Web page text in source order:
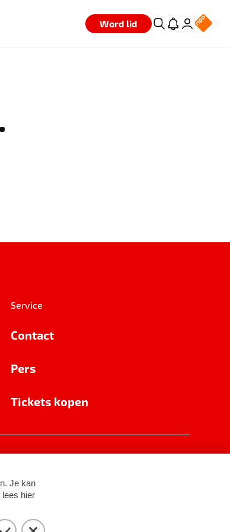
Word lid
Service
Contact
Pers
Tickets kopen